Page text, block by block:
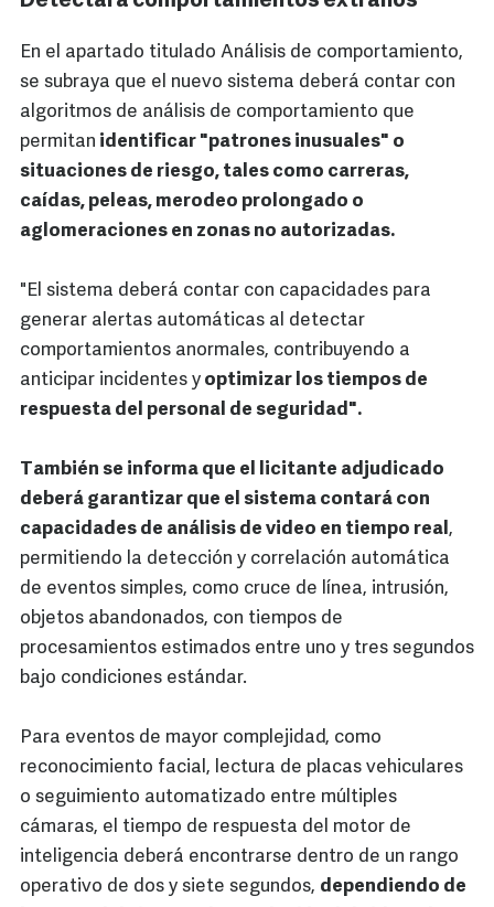
En el apartado titulado Análisis de comportamiento,
se subraya que el nuevo sistema deberá contar con
algoritmos de análisis de comportamiento que
permitan identificar "patrones inusuales" o
situaciones de riesgo, tales como carreras,
caídas, peleas, merodeo prolongado o
aglomeraciones en zonas no autorizadas.
"El sistema deberá contar con capacidades para
generar alertas automáticas al detectar
comportamientos anormales, contribuyendo a
anticipar incidentes y optimizar los tiempos de
respuesta del personal de seguridad".
También se informa que el licitante adjudicado
deberá garantizar que el sistema contará con
capacidades de análisis de video en tiempo real,
permitiendo la detección y correlación automática
de eventos simples, como cruce de línea, intrusión,
objetos abandonados, con tiempos de
procesamientos estimados entre uno y tres segundos
bajo condiciones estándar.
Para eventos de mayor complejidad, como
reconocimiento facial, lectura de placas vehiculares
o seguimiento automatizado entre múltiples
cámaras, el tiempo de respuesta del motor de
inteligencia deberá encontrarse dentro de un rango
operativo de dos y siete segundos, dependiendo de